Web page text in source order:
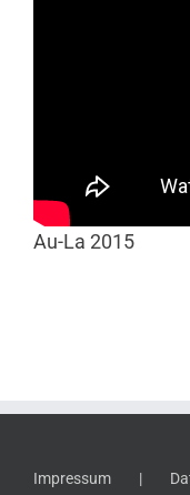
Au-La 2015
Impressum